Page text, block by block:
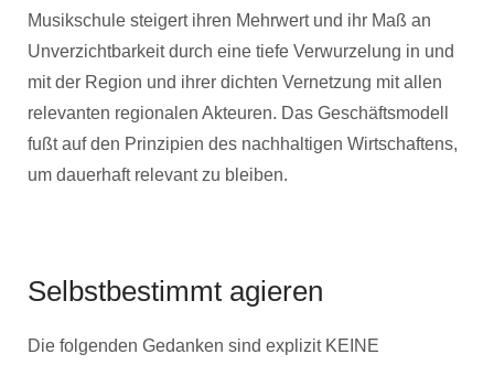
Musikschule steigert ihren Mehrwert und ihr Maß an
Unverzichtbarkeit durch eine tiefe Verwurzelung in und
mit der Region und ihrer dichten Vernetzung mit allen
relevanten regionalen Akteuren. Das Geschäftsmodell
fußt auf den Prinzipien des nachhaltigen Wirtschaftens,
um dauerhaft relevant zu bleiben.
Selbstbestimmt agieren
Die folgenden Gedanken sind explizit KEINE